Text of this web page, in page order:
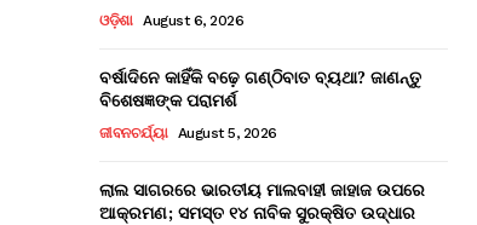
ଓଡ଼ିଶା August 6, 2026
ବର୍ଷାଦିନେ କାହିଁକି ବଢ଼େ ଗଣ୍ଠିବାତ ବ୍ୟଥା? ଜାଣନ୍ତୁ
ବିଶେଷଜ୍ଞଙ୍କ ପରାମର୍ଶ
ଜୀବନଚର୍ଯ୍ୟା August 5, 2026
ଲାଲ ସାଗରରେ ଭାରତୀୟ ମାଲବାହୀ ଜାହାଜ ଉପରେ
ଆକ୍ରମଣ; ସମସ୍ତ ୧୪ ନାବିକ ସୁରକ୍ଷିତ ଉଦ୍ଧାର